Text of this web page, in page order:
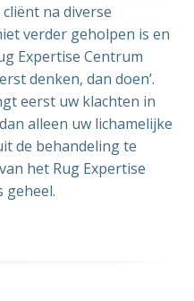
na diverse
verder geholpen is en
Expertise Centrum
denken, dan doen’.
eerst uw klachten in
alleen uw lichamelijke
de behandeling te
het Rug Expertise
geheel.